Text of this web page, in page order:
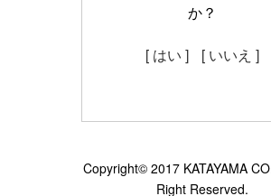
か？
[ はい ] [ いいえ ]
Copyright© 2017 KATAYAMA
Right Reserved.